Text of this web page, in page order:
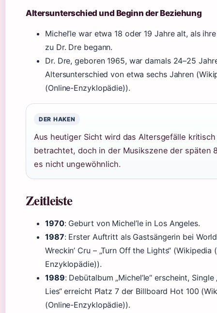
Altersunterschied und Beginn der Beziehung
Michel’le war etwa 18 oder 19 Jahre alt, als
zu Dr. Dre begann.
Dr. Dre, geboren 1965, war damals 24–25
Altersunterschied von etwa sechs Jahren
(Online-Enzyklopädie)).
DER HAKEN
Aus heutiger Sicht wird das Altersgefälle kritisch
betrachtet, doch in der Musikszene der späten
es nicht ungewöhnlich.
Zeitleiste
1970: Geburt von Michel’le in Los Angeles.
1987: Erster Auftritt als Gastsängerin bei
Wreckin’ Cru – „Turn Off the Lights“ (Wikipedia
Enzyklopädie)).
1989: Debütalbum „Michel’le“ erscheint, Single
Lies“ erreicht Platz 7 der Billboard Hot 100
(Online-Enzyklopädie)).